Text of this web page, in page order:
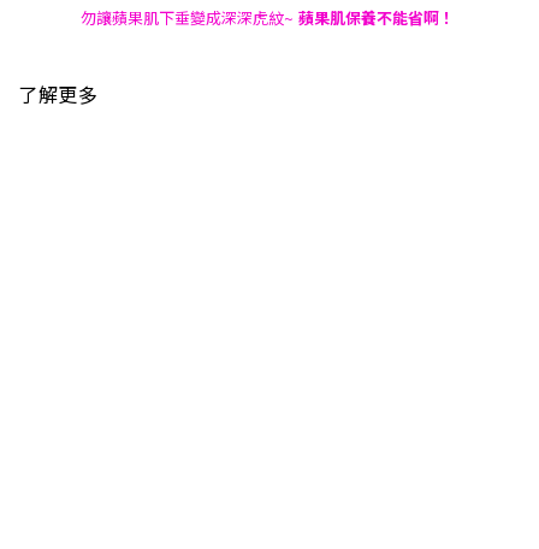
勿讓蘋果肌下垂變成深深虎紋~ 蘋果肌保養不能省啊！
了解更多